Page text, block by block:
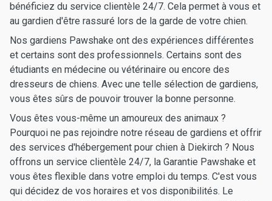
bénéficiez du service clientèle 24/7. Cela permet à vous et
au gardien d'être rassuré lors de la garde de votre chien.
Nos gardiens Pawshake ont des expériences différentes
et certains sont des professionnels. Certains sont des
étudiants en médecine ou vétérinaire ou encore des
dresseurs de chiens. Avec une telle sélection de gardiens,
vous êtes sûrs de pouvoir trouver la bonne personne.
Vous êtes vous-même un amoureux des animaux ?
Pourquoi ne pas rejoindre notre réseau de gardiens et offrir
des services d'hébergement pour chien à Diekirch ? Nous
offrons un service clientèle 24/7, la Garantie Pawshake et
vous êtes flexible dans votre emploi du temps. C'est vous
qui décidez de vos horaires et vos disponibilités. Le